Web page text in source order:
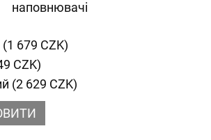
наповнювачі
679 CZK)
CZK)
(2 629 CZK)